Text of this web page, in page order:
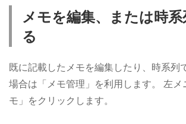
メモを編集、または時
る
既に記載したメモを編集したり、時系列
場合は「メモ管理」を利用します。
左メ
モ」をクリックします。